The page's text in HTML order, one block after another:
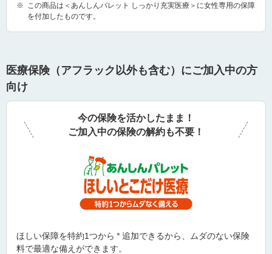
※
この商品は＜あんしんパレット しっかり充実医療＞に女性専用の保障
を付加したものです。
医療保険（アフラック以外も含む）にご加入中の方
向け
今の保険を活かしたまま！
ご加入中の保険の解約も不要！
ほしい保障を特約1つから ＊ 追加できるから、ムダのない保険
料で最適な備えができます。